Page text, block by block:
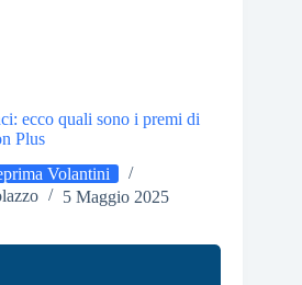
ecco quali sono i premi di
Plus
Volantini
5 Maggio 2025